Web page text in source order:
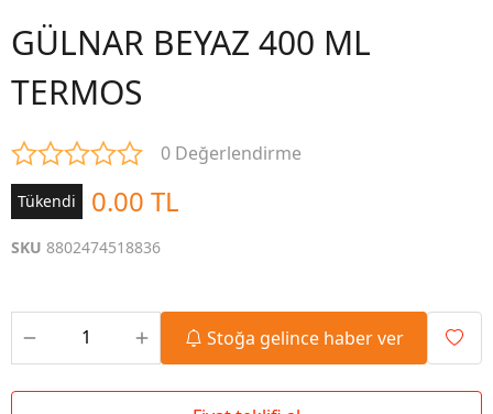
GÜLNAR BEYAZ 400 ML
TERMOS
0 Değerlendirme
Tükendi 0.00 TL
SKU 8802474518836
Stoğa gelince haber ver